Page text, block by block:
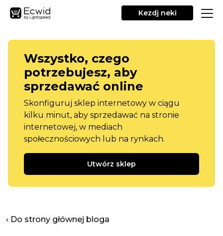
Kezdj neki
Wszystko, czego
potrzebujesz, aby
sprzedawać online
Skonfiguruj sklep internetowy w ciągu
kilku minut, aby sprzedawać na stronie
internetowej, w mediach
społecznościowych lub na rynkach.
Utwórz sklep
‹ Do strony głównej bloga